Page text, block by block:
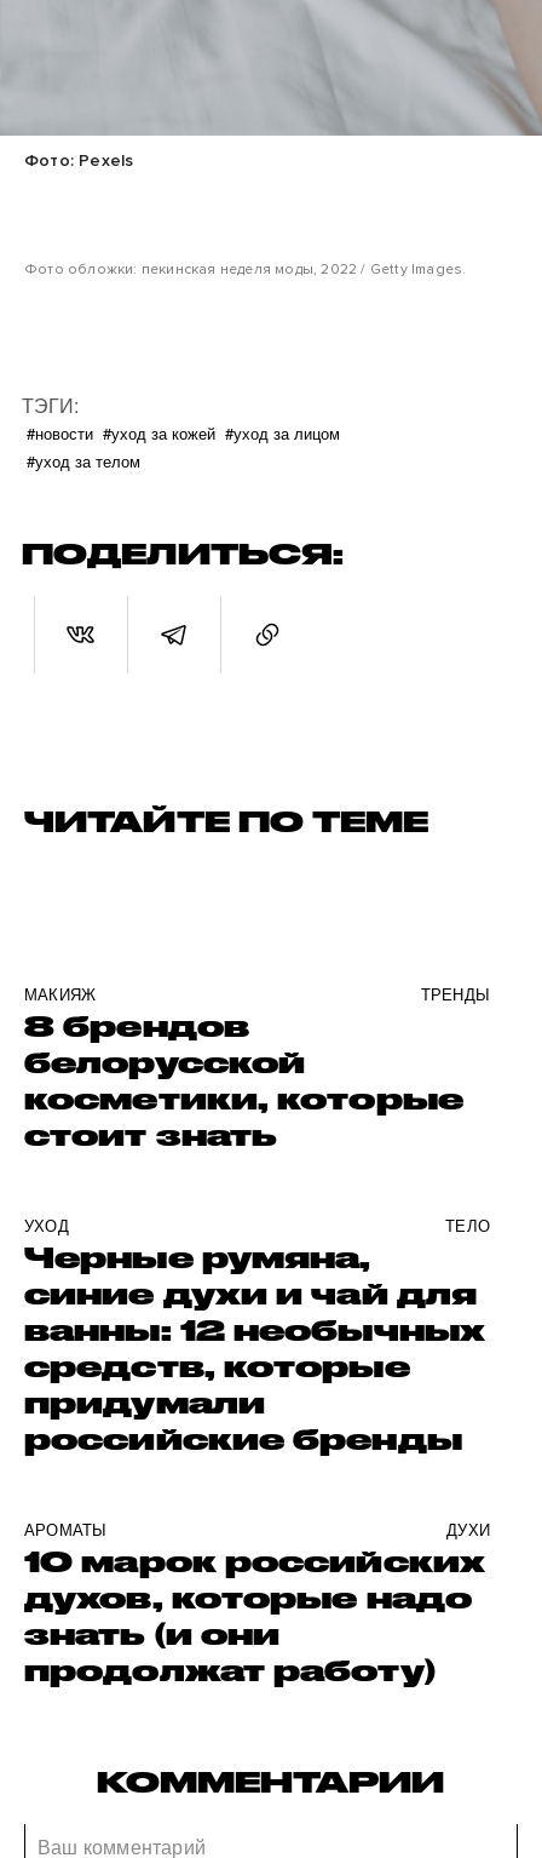
Фото: Pexels
Фото обложки: пекинская неделя моды, 2022 / Getty Images.
ТЭГИ:
#новости #уход за кожей #уход за лицом
#уход за телом
ПОДЕЛИТЬСЯ:
ЧИТАЙТЕ ПО ТЕМЕ
МАКИЯЖ ТРЕНДЫ
8 брендов
белорусской
косметики, которые
стоит знать
УХОД ТЕЛО
Черные румяна,
синие духи и чай для
ванны: 12 необычных
средств, которые
придумали
российские бренды
АРОМАТЫ ДУХИ
10 марок российских
духов, которые надо
знать (и они
продолжат работу)
КОММЕНТАРИИ